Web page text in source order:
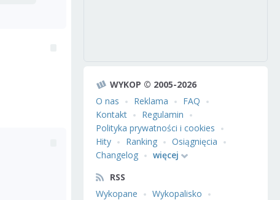
WYKOP © 2005-2026
O nas
Reklama
FAQ
Kontakt
Regulamin
Polityka prywatności i cookies
Hity
Ranking
Osiągnięcia
Changelog
więcej
RSS
Wykopane
Wykopalisko